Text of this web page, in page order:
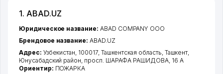
1. ABAD.UZ
Юридическое название: ABAD COMPANY ООО
Брендовое название: ABAD.UZ
Адрес: Узбекистан, 100017, Ташкентская область, Ташкент,
Юнусабадский район, просп. ШАРАФА РАШИДОВА, 16 А
Ориентир: ПОЖАРКА